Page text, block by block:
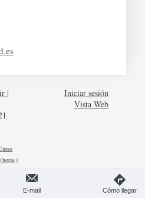
|
horas |
Iniciar sesión
Vista Web
E-mail Cómo llegar